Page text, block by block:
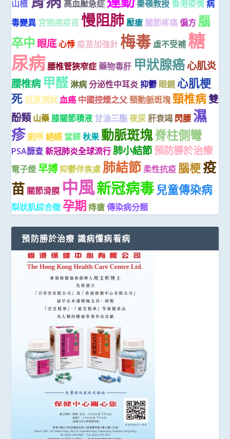
山楂 高血壓急症 秦嶺教授 香港疫情 病
毒變異 宮頸癌疫苗 慢阻肺壓瘡 關節疼痛 偏方 腦
卒中 眼底心悸 疫苗加強針 梅毒 虛不受補 糖
尿病腰椎管狹窄症 藥物毒肝 甲狀腺癌心肌炎
腰椎病 甲醛淋病 分泌性中耳炎 抑鬱 眼鏡 心肌梗
死 抗原測試 血癌 中國控煙之父 頸動脈斑塊頸椎病雙
酚類 山藥 膝關節積液 甘油三酯 夜尿 肝衰竭 閃腰 濕
疹 廁所 絕經 當歸 秋果 動脈斑塊脊柱側彎
PSA篩查 新冠肺炎全球流行 肺小結節預防勝於治療
電子煙 早搏抑鬱伴焦慮 肺結節 柔性抗疫 腦梗疫
苗 關節滑膜 中風新冠病毒 兒童傳染病
梨狀肌綜合徵 孕期 痔瘡 傳染病分類
預防勝於治療 識病懂病看病